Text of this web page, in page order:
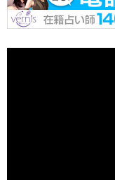
b
o
er n
a